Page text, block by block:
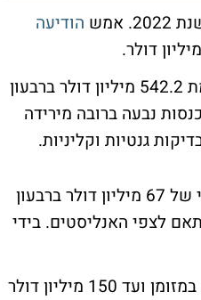
הודיעה
על פי הדוחות הכנסות החברה הגיעו ל-329 מיליון דולר ברבעון האחרון לעומת 542.2 מיליון דולר ברבעון
דולר. הירידה בהכנסות נבעה ברובה מירידה
גנטיות וקליניות.
החברה מדווחת על הפסד תפעולי של 43.5 מיליון דולר לעומת רווח תפעולי של 67 מיליון דולר ברבעון
על הפסד נקי של 8 סנט למניה בהתאם לצפי האנליסטים. בידי
עוד הודיעה החברה כי השלימה את מכירת GeneDx תמורת 150 מיליון דולר במזומן ועד 150 מיליון דולר